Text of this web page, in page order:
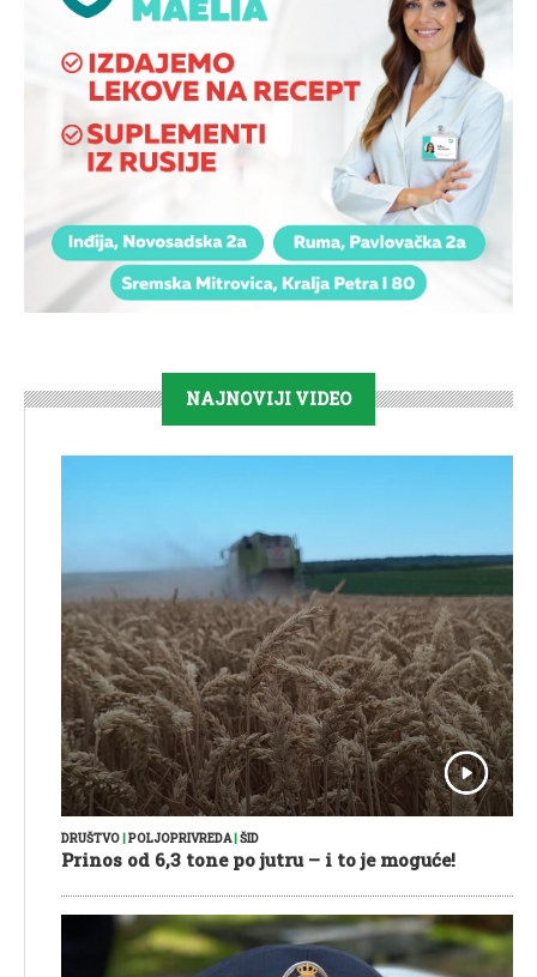
NAJNOVIJI VIDEO
DRUŠTVO POLJOPRIVREDA| ŠID
Prinos od 6,3 tone po jutru – i to je moguće!